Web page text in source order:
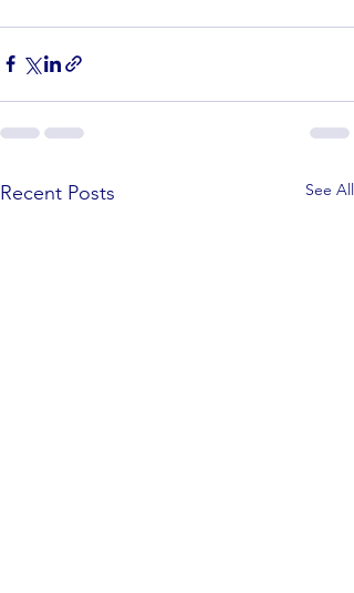
Recent Posts See All